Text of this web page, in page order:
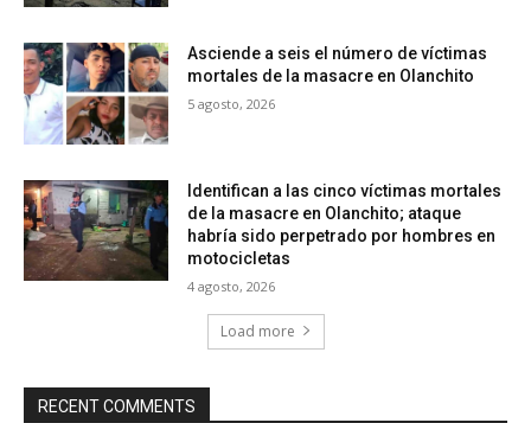
Asciende a seis el número de víctimas
mortales de la masacre en Olanchito
5 agosto, 2026
Identifican a las cinco víctimas mortales
de la masacre en Olanchito; ataque
habría sido perpetrado por hombres en
motocicletas
4 agosto, 2026
Load more
RECENT COMMENTS